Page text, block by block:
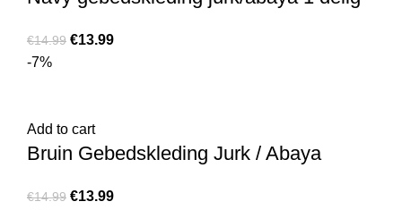
€14.99 €13.99
-7%
Add to cart
Bruin Gebedskleding Jurk / Abaya
€14.99 €13.99